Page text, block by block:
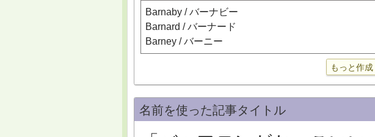
Barnaby / バーナビー
Barnard / バーナード
Barney / バーニー
もっと作成
名前を使った記事タイトル